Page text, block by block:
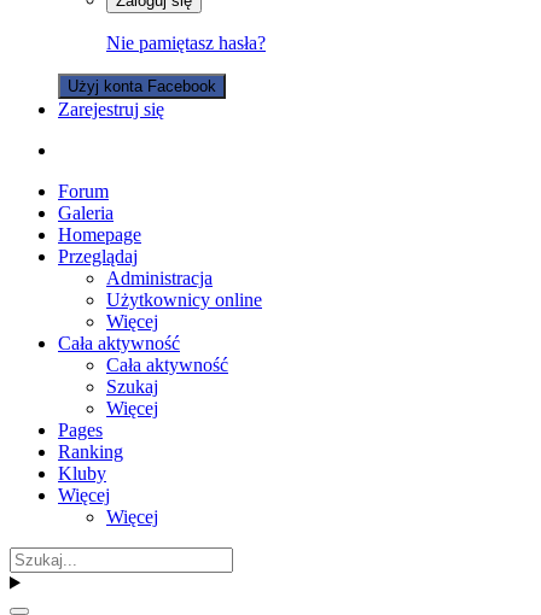
Nie pamiętasz hasła?
Użyj konta Facebook
Zarejestruj się
Forum
Galeria
Homepage
Przeglądaj
Administracja
Użytkownicy online
Więcej
Cała aktywność
Cała aktywność
Szukaj
Więcej
Pages
Ranking
Kluby
Więcej
Więcej